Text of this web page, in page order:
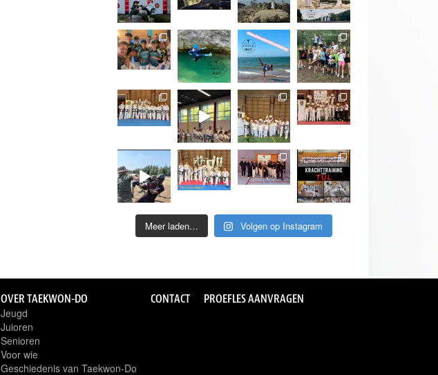
Meer laden… Volgen op Instagram
OVER TAEKWON-DO
Jeugd
Juioren
Senioren
Voor wie
Geschiedenis van Taekwon-Do
CONTACT PROEFLES AANVRAGEN